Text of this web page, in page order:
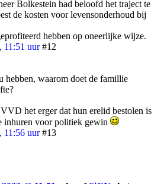
Bolkestein had beloofd het traject te
de kosten voor levensonderhoud bij
hebben op oneerlijke wijze.
11:51 uur #12
hebben, waarom doet de famillie
het erger dat hun erelid bestolen is
inhuren voor politiek gewin
11:56 uur #13